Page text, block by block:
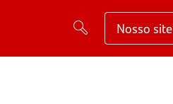
Nosso site